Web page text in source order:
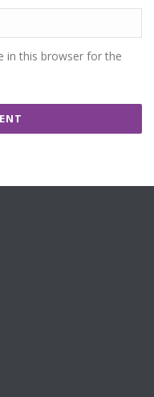
in this browser for the